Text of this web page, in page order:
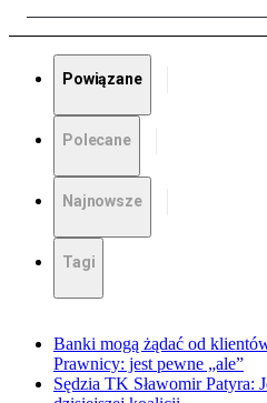
Powiązane
Polecane
Najnowsze
Tagi
Banki mogą żądać od
Prawnicy: jest pewne „ale”
Sędzia TK Sławomir Patyra: